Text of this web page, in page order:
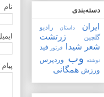
دسته‌بندی
ایران داستان
رادیو
گلچین
زرتشت
شعر شیدا فرتور فید
نوشته وب
وردپرس
ورزش همگانی
نام
پیام